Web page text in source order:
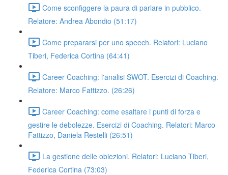
Come sconfiggere la paura di parlare in pubblico.
Relatore: Andrea Abondio (51:17)
Come prepararsi per uno speech. Relatori: Luciano
Tiberi, Federica Cortina (64:41)
Career Coaching: l'analisi SWOT. Esercizi di Coaching.
Relatore: Marco Fattizzo. (26:26)
Career Coaching: come esaltare i punti di forza e
gestire le debolezze. Esercizi di Coaching. Relatori: Marco
Fattizzo, Daniela Restelli (26:51)
La gestione delle obiezioni. Relatori: Luciano Tiberi,
Federica Cortina (73:03)